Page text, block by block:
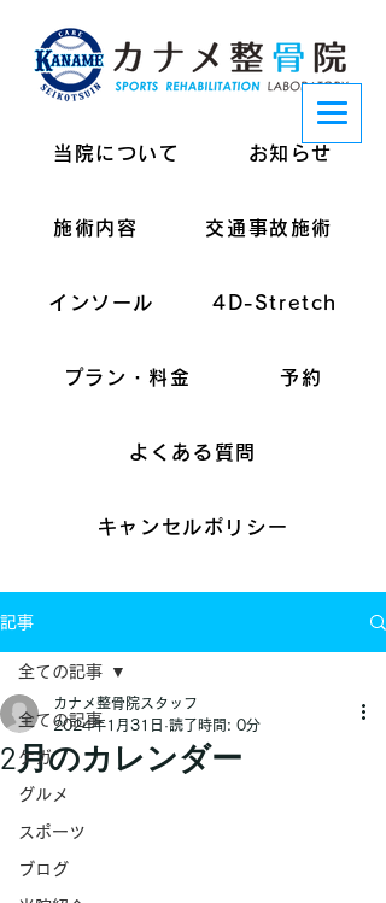
当院について お知らせ
施術内容 交通事故施術
インソール 4D-Stretch
プラン・料金 予約
よくある質問
キャンセルポリシー
記事
全ての記事
ケガ
グルメ
スポーツ
ブログ
全ての記事
2月のカレンダー
カナメ整骨院スタッフ
2024年1月31日 読了時間: 0分